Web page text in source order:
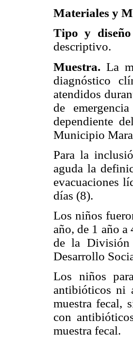
Materiales y
Tipo y
descriptivo.
Muestra. La
diagnóstico
atendidos
de
dependiente
Municipio
Para la
aguda la
evacuaciones
días (8).
Los niños
año, de 1 año a
de la División
Desarrollo
Los niños
antibióticos ni
muestra fecal,
con
muestra fecal.